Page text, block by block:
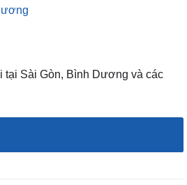
Sài Gòn, Bình Dương và các